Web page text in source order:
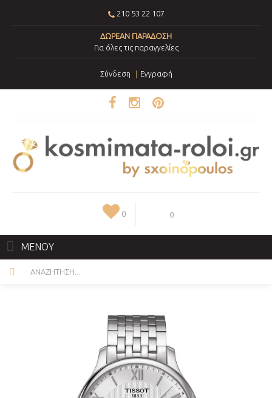
210 53 22 107
ΔΩΡΕΑΝ ΠΑΡΑΔΟΣΗ
Για όλες τις παραγγελίες
Σύνδεση Εγγραφή
0 0
ΜΕΝΟΥ